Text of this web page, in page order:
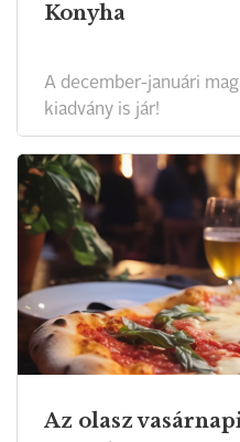
Konyha
A december-januári
kiadvány is jár!
Az olasz